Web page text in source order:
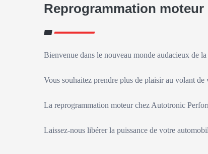
Reprogrammation moteur
Bienvenue dans le nouveau monde audacieux de la
Vous souhaitez prendre plus de plaisir au volant de
La reprogrammation moteur chez Autotronic
Laissez-nous libérer la puissance de votre